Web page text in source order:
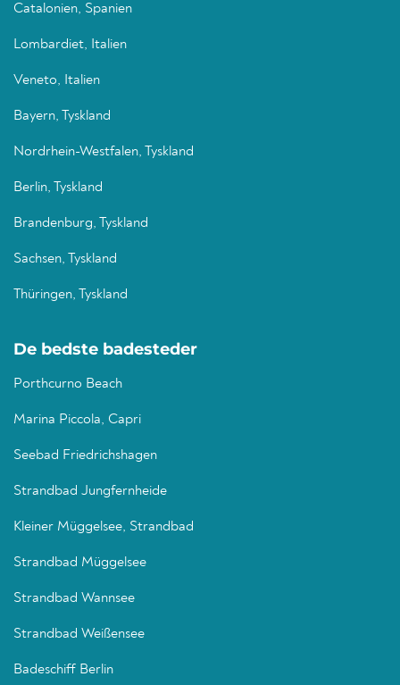
Catalonien, Spanien
Lombardiet, Italien
Veneto, Italien
Bayern, Tyskland
Nordrhein-Westfalen, Tyskland
Berlin, Tyskland
Brandenburg, Tyskland
Sachsen, Tyskland
Thüringen, Tyskland
De bedste badesteder
Porthcurno Beach
Marina Piccola, Capri
Seebad Friedrichshagen
Strandbad Jungfernheide
Kleiner Müggelsee, Strandbad
Strandbad Müggelsee
Strandbad Wannsee
Strandbad Weißensee
Badeschiff Berlin